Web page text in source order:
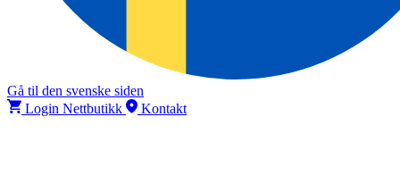
Gå til den svenske siden
Login Nettbutikk
Kontakt